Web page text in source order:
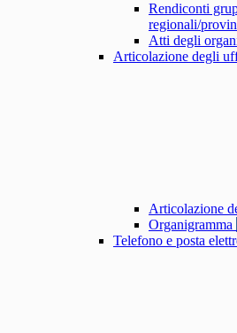
Rendiconti
regionali/
Atti degli
Articolazione degli
Articolazione
Organigramma
Telefono e posta